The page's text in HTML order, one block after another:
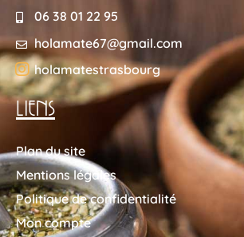
06 38 01 22 95
holamate67@gmail.com
holamatestrasbourg
LIENS
Plan du site
Mentions légales
Politique de confidentialité
Mon compte